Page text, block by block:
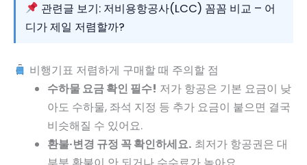
관련글 보기: 저비용항공사(LCC) 꼼꼼 비교 – 어
디가 제일 저렴할까?
비행기표 저렴하게 구매할 때 주의할 점
수하물 요금 확인 필수! 저가 항공은 기본 요금이 낮
아도 수하물, 좌석 지정 등 추가 요금이 붙으면 결국
비슷해질 수 있어요.
환불·변경 규정 꼭 확인하세요. 최저가 항공권은 대